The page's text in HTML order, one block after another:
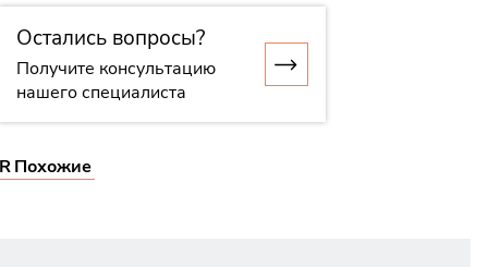
Остались вопросы?
Получите консультацию
нашего специалиста
Похожие